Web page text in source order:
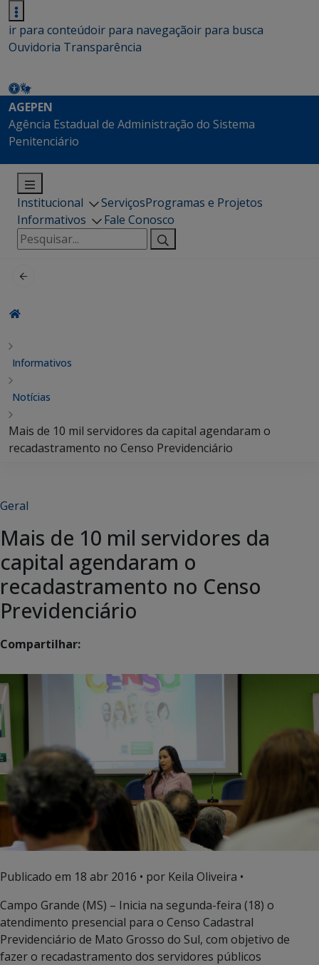
ir para conteúdoir para navegaçãoir para busca
Ouvidoria Transparência
AGEPEN
Agência Estadual de Administração do Sistema
Penitenciário
Institucional ServiçosProgramas e Projetos
Informativos
Fale Conosco
Pesquisar
por:
Informativos
Notícias
Mais de 10 mil servidores da capital agendaram o
recadastramento no Censo Previdenciário
Geral
Mais de 10 mil servidores da
capital agendaram o
recadastramento no Censo
Previdenciário
Compartilhar:
Publicado em 18 abr 2016 • por Keila Oliveira •
Campo Grande (MS) – Inicia na segunda-feira (18) o
atendimento presencial para o Censo Cadastral
Previdenciário de Mato Grosso do Sul, com objetivo de
fazer o recadastramento dos servidores públicos